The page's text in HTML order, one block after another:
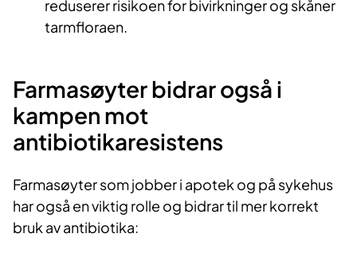
reduserer risikoen for bivirkninger og skåner
tarmfloraen.
Farmasøyter bidrar også i
kampen mot
antibiotikaresistens
Farmasøyter som jobber i apotek og på sykehus
har også en viktig rolle og bidrar til mer korrekt
bruk av antibiotika: